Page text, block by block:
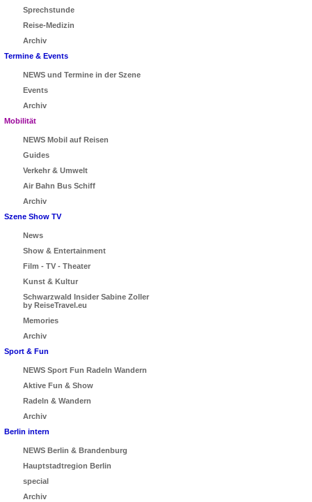
Sprechstunde
Reise-Medizin
Archiv
Termine & Events
NEWS und Termine in der Szene
Events
Archiv
Mobilität
NEWS Mobil auf Reisen
Guides
Verkehr & Umwelt
Air Bahn Bus Schiff
Archiv
Szene Show TV
News
Show & Entertainment
Film - TV - Theater
Kunst & Kultur
Schwarzwald Insider Sabine Zoller
by ReiseTravel.eu
Memories
Archiv
Sport & Fun
NEWS Sport Fun Radeln Wandern
Aktive Fun & Show
Radeln & Wandern
Archiv
Berlin intern
NEWS Berlin & Brandenburg
Hauptstadtregion Berlin
special
Archiv